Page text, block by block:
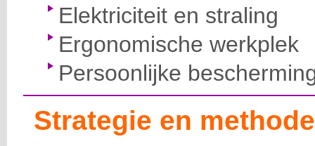
Elektriciteit en straling
Ergonomische werkplek
Persoonlijke
Strategie en